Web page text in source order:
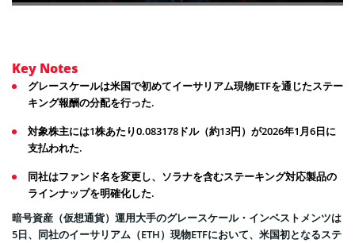
Key Notes
グレースケールは米国で初めてイーサリアム現物ETFを通じたステー
キング報酬の分配を行った.
対象株主には1株あたり0.083178ドル（約13円）が2026年1月6日に
支払われた.
同社はファンド名を変更し、ソラナを含むステーキング対応製品の
ラインナップを明確化した.
暗号資産（仮想通貨）運用大手のグレースケール・インベストメンツは
5日、同社のイーサリアム（ETH）現物ETFにおいて、米国初となるステ